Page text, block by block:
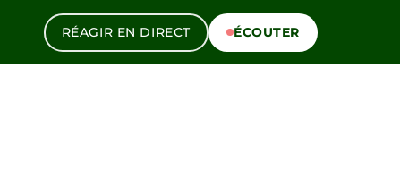
RÉAGIR EN DIRECT ÉCOUTER